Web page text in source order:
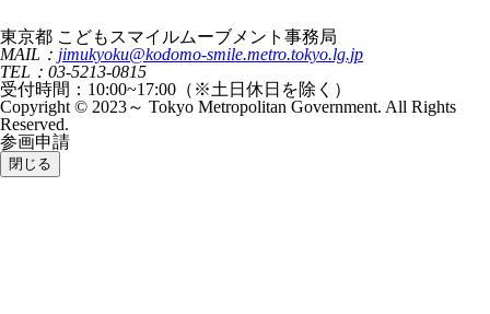
東京都 こどもスマイルムーブメント事務局
MAIL： jimukyoku@kodomo-smile.metro.tokyo.lg.jp
TEL：03-5213-0815
受付時間：10:00~17:00（※土日休日を除く）
Copyright © 2023～ Tokyo Metropolitan Government. All Rights
Reserved.
参画申請
閉じる